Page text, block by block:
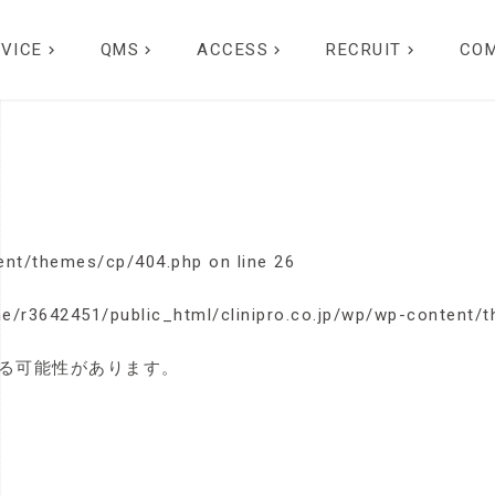
keyboard_arrow_right QMS keyboard_arrow_right ACCESS keyboard_arrow_right RECRUIT keyboard_arrow_right
themes/cp/404.php on line 26
r3642451/public_html/clinipro.co.jp/wp/wp-content/
可能性があります。